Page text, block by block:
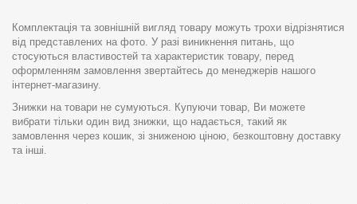
Комплектація та зовнішній вигляд товару можуть трохи відрізнятися
від представлених на фото. У разі виникнення питань, що
стосуються властивостей та характеристик товару, перед
оформленням замовлення звертайтесь до менеджерів нашого
інтернет-магазину.
Знижки на товари не сумуються. Купуючи товар, Ви можете
вибрати тільки один вид знижки, що надається, такий як
замовлення через кошик, зі зниженою ціною, безкоштовну доставку
та інші.